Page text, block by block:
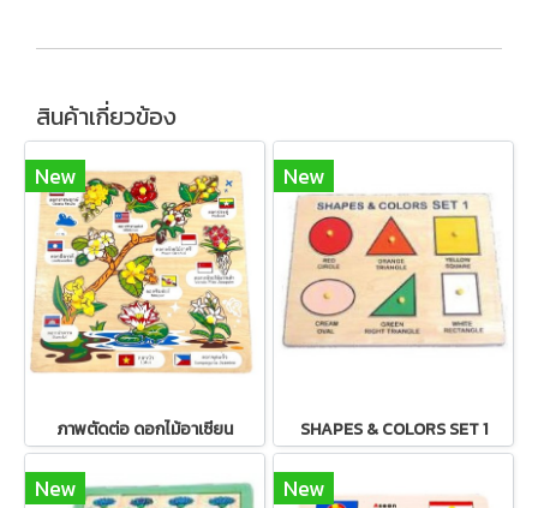
สินค้าเกี่ยวข้อง
New
ภาพตัดต่อ ดอกไม้อาเซียน
New
SHAPES & COLORS SET 1
New New